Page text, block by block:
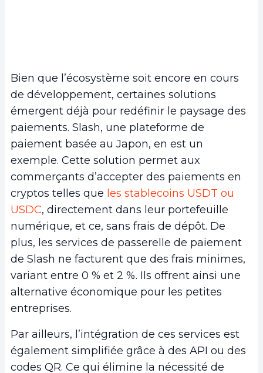
Bien que l’écosystème soit encore en cours
de développement, certaines solutions
émergent déjà pour redéfinir le paysage des
paiements. Slash, une plateforme de
paiement basée au Japon, en est un
exemple. Cette solution permet aux
commerçants d’accepter des paiements en
cryptos telles que les stablecoins USDT ou
USDC, directement dans leur portefeuille
numérique, et ce, sans frais de dépôt. De
plus, les services de passerelle de paiement
de Slash ne facturent que des frais minimes,
variant entre 0 % et 2 %. Ils offrent ainsi une
alternative économique pour les petites
entreprises.
Par ailleurs, l’intégration de ces services est
également simplifiée grâce à des API ou des
codes QR. Ce qui élimine la nécessité de